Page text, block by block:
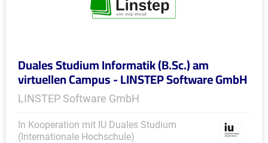
Duales Studium Informatik (B.Sc.) am
virtuellen Campus - LINSTEP Software GmbH
LINSTEP Software GmbH
In Kooperation mit IU Duales Studium
(Internationale Hochschule)